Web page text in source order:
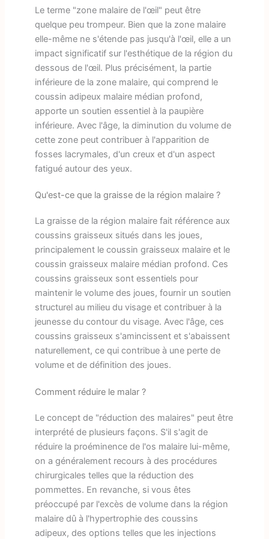
Le terme "zone malaire de l'œil" peut être
quelque peu trompeur. Bien que la zone malaire
elle-même ne s'étende pas jusqu'à l'œil, elle a un
impact significatif sur l'esthétique de la région du
dessous de l'œil. Plus précisément, la partie
inférieure de la zone malaire, qui comprend le
coussin adipeux malaire médian profond,
apporte un soutien essentiel à la paupière
inférieure. Avec l'âge, la diminution du volume de
cette zone peut contribuer à l'apparition de
fosses lacrymales, d'un creux et d'un aspect
fatigué autour des yeux.
Qu'est-ce que la graisse de la région malaire ?
La graisse de la région malaire fait référence aux
coussins graisseux situés dans les joues,
principalement le coussin graisseux malaire et le
coussin graisseux malaire médian profond. Ces
coussins graisseux sont essentiels pour
maintenir le volume des joues, fournir un soutien
structurel au milieu du visage et contribuer à la
jeunesse du contour du visage. Avec l'âge, ces
coussins graisseux s'amincissent et s'abaissent
naturellement, ce qui contribue à une perte de
volume et de définition des joues.
Comment réduire le malar ?
Le concept de "réduction des malaires" peut être
interprété de plusieurs façons. S'il s'agit de
réduire la proéminence de l'os malaire lui-même,
on a généralement recours à des procédures
chirurgicales telles que la réduction des
pommettes. En revanche, si vous êtes
préoccupé par l'excès de volume dans la région
malaire dû à l'hypertrophie des coussins
adipeux, des options telles que les injections